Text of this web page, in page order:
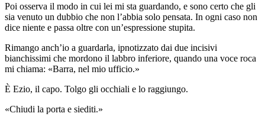
Poi osserva il modo in cui lei mi sta guardando, e sono certo che gli
sia venuto un dubbio che non l’abbia solo pensata. In ogni caso non
dice niente e passa oltre con un’espressione stupita.
Rimango anch’io a guardarla, ipnotizzato dai due incisivi
bianchissimi che mordono il labbro inferiore, quando una voce roca
mi chiama: «Barra, nel mio ufficio.»
È Ezio, il capo. Tolgo gli occhiali e lo raggiungo.
«Chiudi la porta e siediti.»